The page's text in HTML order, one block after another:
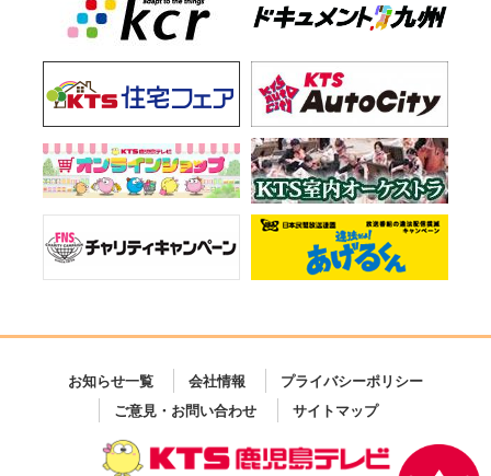
お知らせ一覧 会社情報
プライバシーポリシー
ご意見・お問い合わせ
サイトマップ